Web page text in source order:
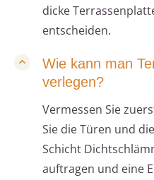
dicke
entscheiden.
Wie kann man
verlegen?
Vermessen Sie
Sie die Türen und
Schicht
auftragen und eine